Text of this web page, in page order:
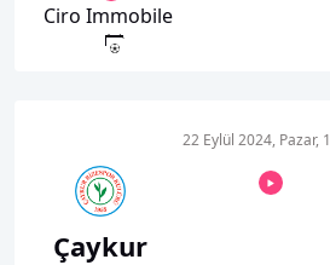
Ciro Immobile
Çaykur
22 Eylül 2024, Pazar,